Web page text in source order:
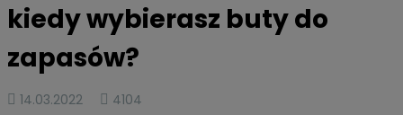
kiedy wybierasz buty do
zapasów?
14.03.2022 4104